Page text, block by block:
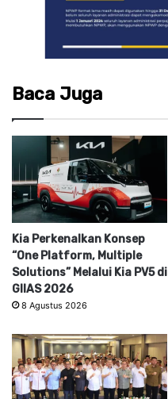
Baca Juga
Kia Perkenalkan Konsep
“One Platform, Multiple
Solutions” Melalui Kia PV5 di
GIIAS 2026
8 Agustus 2026